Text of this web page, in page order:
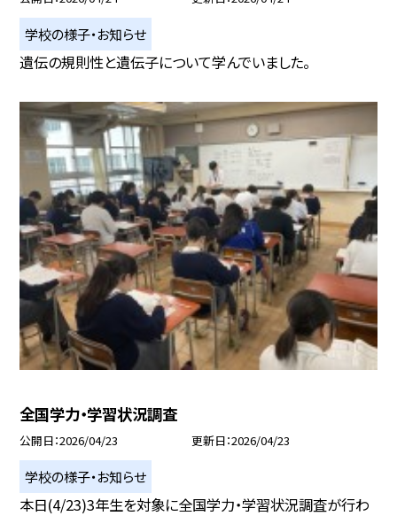
学校の様子・お知らせ
遺伝の規則性と遺伝子について学んでいました。
全国学力・学習状況調査
公開日 2026/04/23 更新日 2026/04/23
学校の様子・お知らせ
本日(4/23)3年生を対象に全国学力・学習状況調査が行わ